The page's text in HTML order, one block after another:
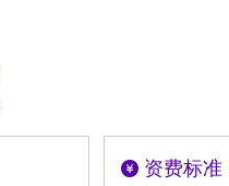
资费标准